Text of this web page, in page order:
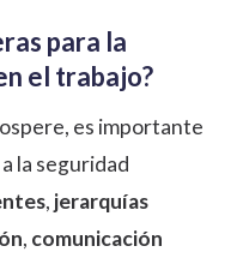
para la
el trabajo?
es importante
la seguridad
, jerarquías
, comunicación